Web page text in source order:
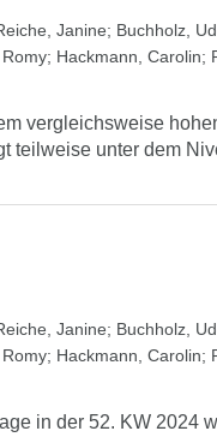
Janine; Buchholz,
; Hackmann, Carolin;
vergleichsweise
teilweise unter dem
Janine; Buchholz,
; Hackmann, Carolin;
in der 52. KW 2024